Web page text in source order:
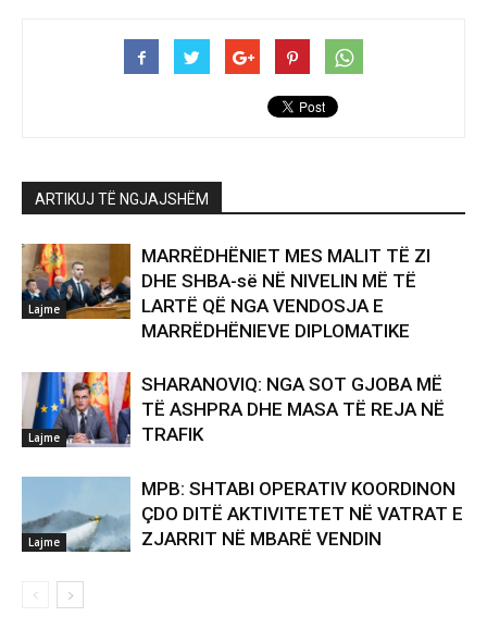
ARTIKUJ TË NGJAJSHËM
Lajme
MARRËDHËNIET MES MALIT TË ZI
DHE SHBA-së NË NIVELIN MË TË
LARTË QË NGA VENDOSJA E
MARRËDHËNIEVE DIPLOMATIKE
Lajme
SHARANOVIQ: NGA SOT GJOBA MË
TË ASHPRA DHE MASA TË REJA NË
TRAFIK
Lajme
MPB: SHTABI OPERATIV KOORDINON
ÇDO DITË AKTIVITETET NË VATRAT E
ZJARRIT NË MBARË VENDIN